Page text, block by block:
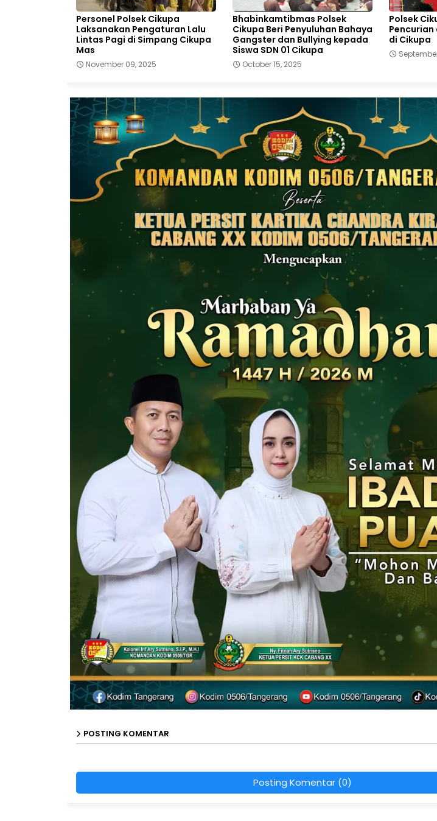
Personel Polsek Cikupa
Laksanakan Pengaturan Lalu
Lintas Pagi di Simpang Cikupa
Mas
November 09, 2025
Bhabinkamtibmas Polsek
Cikupa Beri Penyuluhan Bahaya
Gangster dan Bullying kepada
Siswa SDN 01 Cikupa
October 15, 2025
Polsek
di Cikupa
POSTING KOMENTAR
Posting Komentar (0)